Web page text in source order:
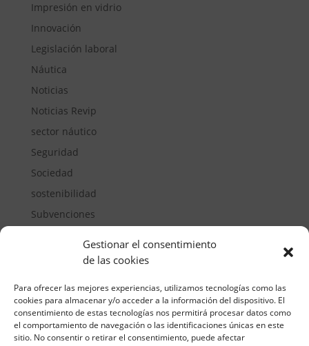
Gestionar el consentimiento
de las cookies
Para ofrecer las mejores experiencias, utilizamos tecnologías como las
cookies para almacenar y/o acceder a la información del dispositivo. El
consentimiento de estas tecnologías nos permitirá procesar datos como
el comportamiento de navegación o las identificaciones únicas en este
sitio. No consentir o retirar el consentimiento, puede afectar
Impresión en vidrio
Innovación
Legislación laboral
Náutica
Noticias
Noticias Revip
sector náutico
Seguridad
Sociedad
sostenibilidad
Subvenciones